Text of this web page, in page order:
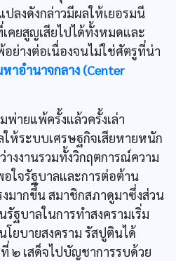
ลงดังกล่าวมีผลให้เยอรมนี
คยสูญเสียไปได้ทั้งหมดและ
ย่างต่อเนื่องจนไม่ใช่ศัตรูที่น่า
หาอำนาจกลาง (Center
พ่ายแพ้ครั้งแล้วครั้งเล่า
ให้ระบบเศรษฐกิจเสียหายหนัก
างงานรวมทั้งวิกฤตการณ์ความ
ใจรัฐบาลและการต่อต้าน
งมากขึ้น สมาชิกสภาดูมาซึ่งส่วน
ฐบาลในการทำสงครามเริ่ม
โยบายสงคราม รัสปูตินได้
๒ เสด็จไปบัญชาการรบด้วย